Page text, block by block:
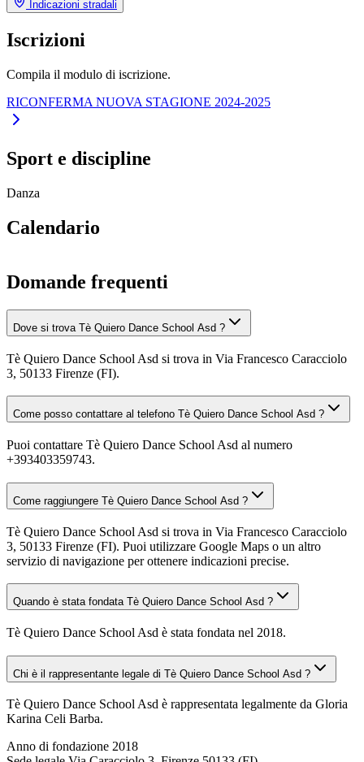
Indicazioni stradali
Iscrizioni
Compila il modulo di iscrizione.
RICONFERMA NUOVA STAGIONE 2024-2025
Sport e discipline
Danza
Calendario
Domande frequenti
Dove si trova Tè Quiero Dance School Asd ?
Tè Quiero Dance School Asd si trova in Via Francesco Caracciolo
3, 50133 Firenze (FI).
Come posso contattare al telefono Tè Quiero Dance School Asd ?
Puoi contattare Tè Quiero Dance School Asd al numero
+393403359743.
Come raggiungere Tè Quiero Dance School Asd ?
Tè Quiero Dance School Asd si trova in Via Francesco Caracciolo
3, 50133 Firenze (FI). Puoi utilizzare Google Maps o un altro
servizio di navigazione per ottenere indicazioni precise.
Quando è stata fondata Tè Quiero Dance School Asd ?
Tè Quiero Dance School Asd è stata fondata nel 2018.
Chi è il rappresentante legale di Tè Quiero Dance School Asd ?
Tè Quiero Dance School Asd è rappresentata legalmente da Gloria
Karina Celi Barba.
Anno di fondazione 2018